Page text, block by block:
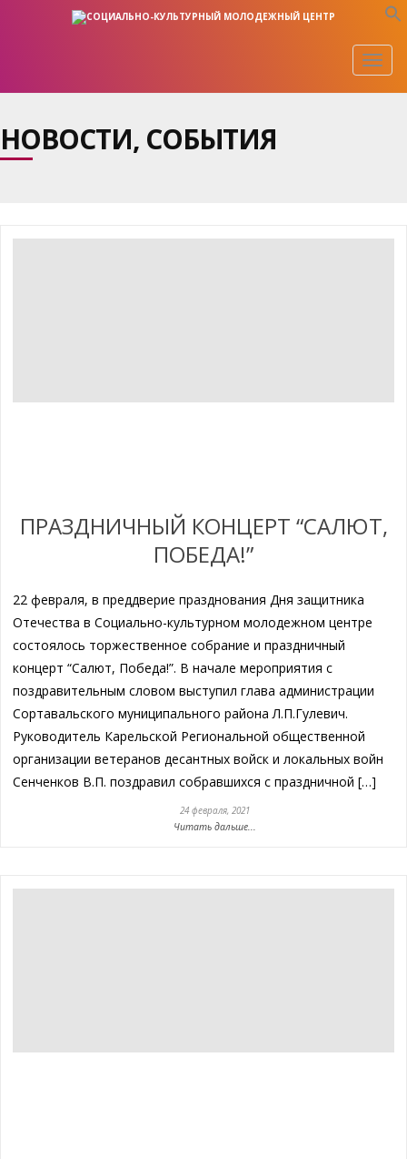
НОВОСТИ, СОБЫТИЯ
ПРАЗДНИЧНЫЙ КОНЦЕРТ “САЛЮТ,
ПОБЕДА!”
22 февраля, в преддверие празднования Дня защитника
Отечества в Социально-культурном молодежном центре
состоялось торжественное собрание и праздничный
концерт “Салют, Победа!”. В начале мероприятия с
поздравительным словом выступил глава администрации
Сортавальского муниципального района Л.П.Гулевич.
Руководитель Карельской Региональной общественной
организации ветеранов десантных войск и локальных войн
Сенченков В.П. поздравил собравшихся с праздничной […]
24 февраля, 2021
Читать дальше...